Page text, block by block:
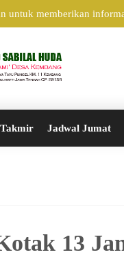
memberikan
Takmir Jadwal Jumat
13